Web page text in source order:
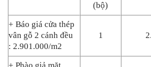
(bộ)
+ Báo giá cửa thép
vân gỗ 2 cánh đều
: 2.901.000/m2
1